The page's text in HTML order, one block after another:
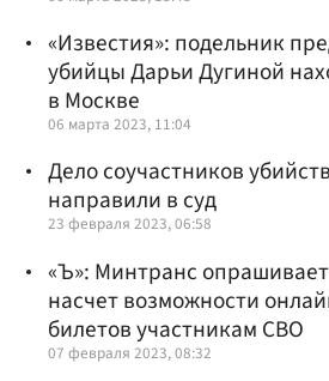
«Известия»: подельник
убийцы Дарьи Дугиной
в Москве
06 марта 2023, 11:04
Дело соучастников
направили в суд
23 февраля 2023, 06:58
«Ъ»: Минтранс
насчет возможности
билетов участникам СВО
07 февраля 2023, 08:32